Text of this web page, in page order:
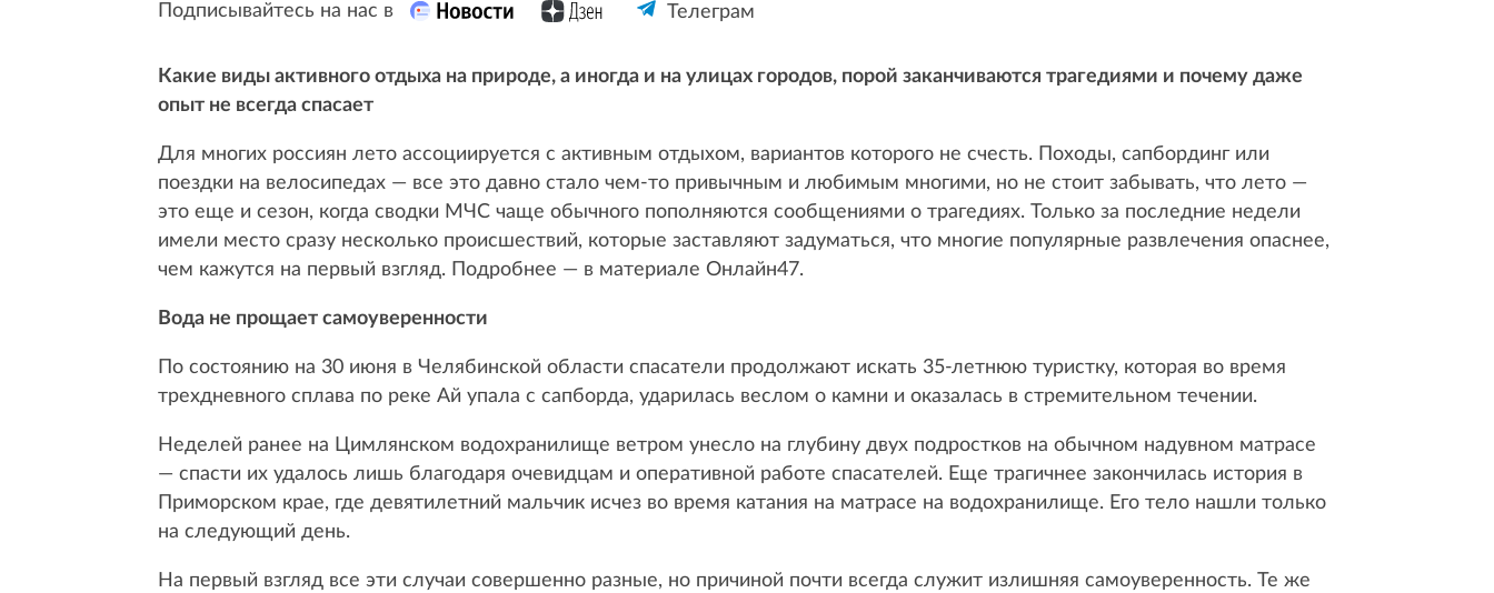
Подписывайтесь на нас в Телеграм
Какие виды активного отдыха на природе, а иногда и на улицах городов, порой заканчиваются трагедиями и почему даже
опыт не всегда спасает
Для многих россиян лето ассоциируется с активным отдыхом, вариантов которого не счесть. Походы, сапбординг или
поездки на велосипедах — все это давно стало чем-то привычным и любимым многими, но не стоит забывать, что лето —
это еще и сезон, когда сводки МЧС чаще обычного пополняются сообщениями о трагедиях. Только за последние недели
имели место сразу несколько происшествий, которые заставляют задуматься, что многие популярные развлечения опаснее,
чем кажутся на первый взгляд. Подробнее — в материале Онлайн47.
Вода не прощает самоуверенности
По состоянию на 30 июня в Челябинской области спасатели продолжают искать 35-летнюю туристку, которая во время
трехдневного сплава по реке Ай упала с сапборда, ударилась веслом о камни и оказалась в стремительном течении.
Неделей ранее на Цимлянском водохранилище ветром унесло на глубину двух подростков на обычном надувном матрасе
— спасти их удалось лишь благодаря очевидцам и оперативной работе спасателей. Еще трагичнее закончилась история в
Приморском крае, где девятилетний мальчик исчез во время катания на матрасе на водохранилище. Его тело нашли только
на следующий день.
На первый взгляд все эти случаи совершенно разные, но причиной почти всегда служит излишняя самоуверенность. Те же